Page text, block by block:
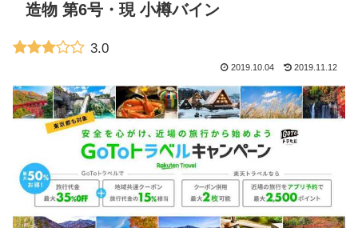
造物 第6号・現 小樽バイン
3.0
2019.10.04 2019.11.12